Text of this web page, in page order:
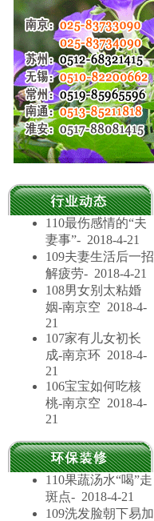
110最伤感情的“夫
妻事”-2018-4-21
109夫妻生活后一招
解疲劳-2018-4-21
108男女别太粘婚
姻-南京空 2018-4-
21
107家有儿女初长
成-南京环2018-4-
21
106宝宝如何吃核
桃-南京空 2018-4-
21
110果蔬汤水“喝”走
斑点-2018-4-21
109洗发脸朝下易加